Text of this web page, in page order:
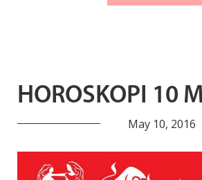
HOROSKOPI 10
May 10, 2016